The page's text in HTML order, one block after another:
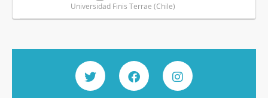
Universidad Finis Terrae (Chile)